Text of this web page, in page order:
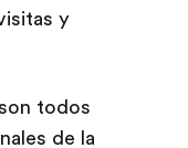
y
todos
de la